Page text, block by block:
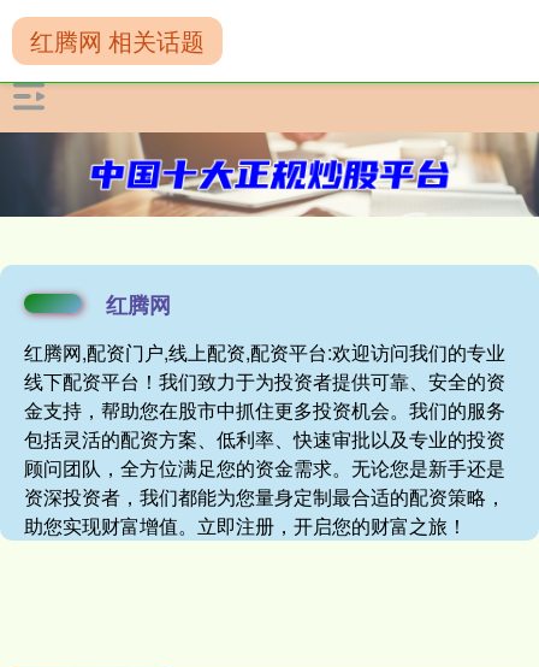
红腾网
红腾网,配资门户,线上配资,配资平台:欢迎访问我们的专业
线下配资平台！我们致力于为投资者提供可靠、安全的资
金支持，帮助您在股市中抓住更多投资机会。我们的服务
包括灵活的配资方案、低利率、快速审批以及专业的投资
顾问团队，全方位满足您的资金需求。无论您是新手还是
资深投资者，我们都能为您量身定制最合适的配资策略，
助您实现财富增值。立即注册，开启您的财富之旅！
红腾网 相关话题